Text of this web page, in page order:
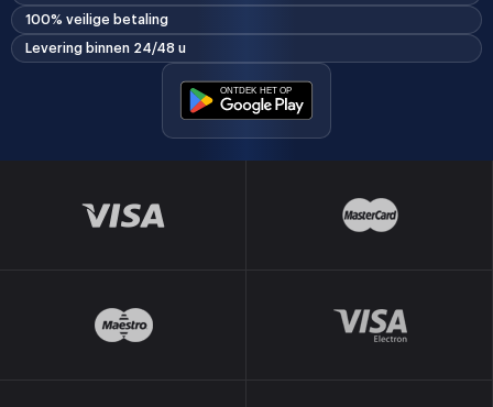
100% veilige betaling
Levering binnen 24/48 u